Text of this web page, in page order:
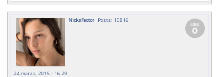
NicksFactor Posts: 10816
24 marzo, 2015 - 16:29